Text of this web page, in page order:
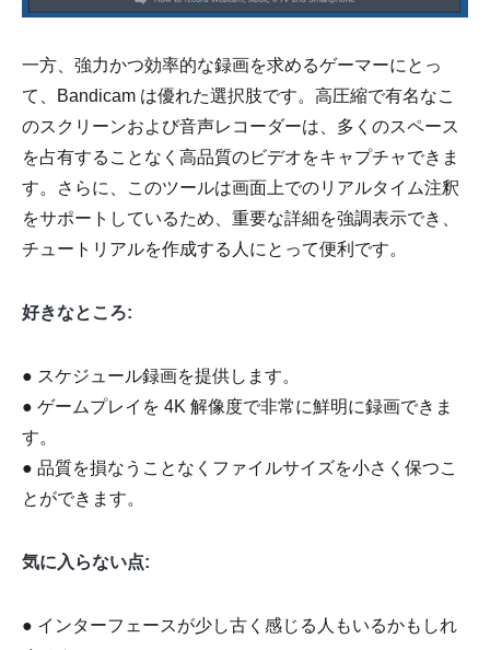
一方、強力かつ効率的な録画を求めるゲーマーにとっ
て、Bandicam は優れた選択肢です。高圧縮で有名なこ
のスクリーンおよび音声レコーダーは、多くのスペース
を占有することなく高品質のビデオをキャプチャできま
す。さらに、このツールは画面上でのリアルタイム注釈
をサポートしているため、重要な詳細を強調表示でき、
チュートリアルを作成する人にとって便利です。
好きなところ:
● スケジュール録画を提供します。
● ゲームプレイを 4K 解像度で非常に鮮明に録画できま
す。
● 品質を損なうことなくファイルサイズを小さく保つこ
とができます。
気に入らない点:
● インターフェースが少し古く感じる人もいるかもしれ